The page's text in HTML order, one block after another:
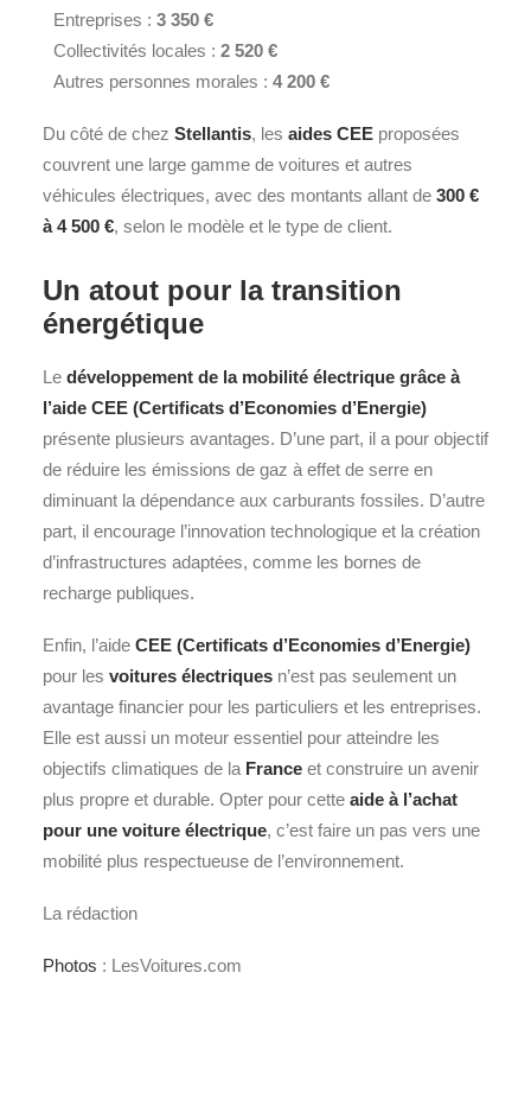
Entreprises : 3 350 €
Collectivités locales : 2 520 €
Autres personnes morales : 4 200 €
Du côté de chez Stellantis, les aides CEE proposées
couvrent une large gamme de voitures et autres
véhicules électriques, avec des montants allant de 300 €
à 4 500 €, selon le modèle et le type de client.
Un atout pour la transition
énergétique
Le développement de la mobilité électrique grâce à
l’aide CEE (Certificats d’Economies d’Energie)
présente plusieurs avantages. D’une part, il a pour objectif
de réduire les émissions de gaz à effet de serre en
diminuant la dépendance aux carburants fossiles. D’autre
part, il encourage l’innovation technologique et la création
d’infrastructures adaptées, comme les bornes de
recharge publiques.
Enfin, l’aide CEE (Certificats d’Economies d’Energie)
pour les voitures électriques n’est pas seulement un
avantage financier pour les particuliers et les entreprises.
Elle est aussi un moteur essentiel pour atteindre les
objectifs climatiques de la France et construire un avenir
plus propre et durable. Opter pour cette aide à l’achat
pour une voiture électrique, c’est faire un pas vers une
mobilité plus respectueuse de l’environnement.
La rédaction
Photos : LesVoitures.com